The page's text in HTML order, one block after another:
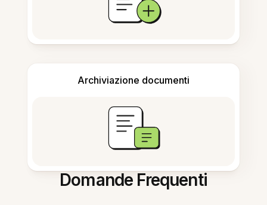
Archiviazione documenti
Domande Frequenti